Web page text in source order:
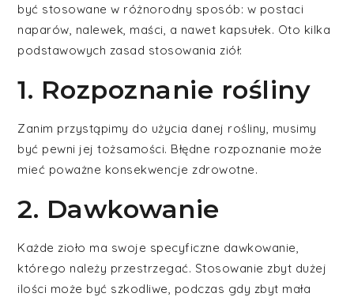
być stosowane w różnorodny sposób: w postaci
naparów, nalewek, maści, a nawet kapsułek. Oto kilka
podstawowych zasad stosowania ziół:
1. Rozpoznanie rośliny
Zanim przystąpimy do użycia danej rośliny, musimy
być pewni jej tożsamości. Błędne rozpoznanie może
mieć poważne konsekwencje zdrowotne.
2. Dawkowanie
Każde zioło ma swoje specyficzne dawkowanie,
którego należy przestrzegać. Stosowanie zbyt dużej
ilości może być szkodliwe, podczas gdy zbyt mała